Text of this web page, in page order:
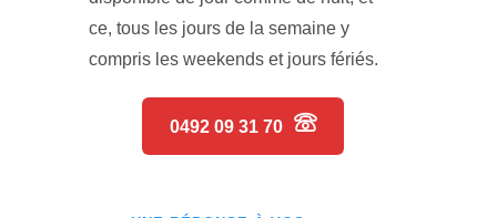
ce, tous les jours de la semaine y
compris les weekends et jours fériés.
0492 09 31 70